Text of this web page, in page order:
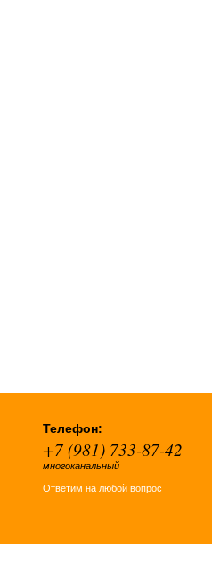
Телефон:
+7 (981) 733-87-42
многоканальный
Ответим на любой вопрос